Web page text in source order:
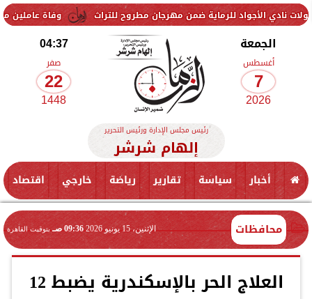
وفاة عاملين متأثرين للرماية ضمن مهرجان مطروح للتراث
الجمعة
أغسطس
7
2026
04:37
صفر
22
1448
رئيس مجلس الإدارة ورئيس التحرير
إلهام شرشر
أخبار سياسة تقارير رياضة خارجي اقتصاد
محافظات الإثنين، 15 يونيو 2026 09:36 صـ بتوقيت القاهرة
العلاج الحر بالإسكندرية يضبط 12